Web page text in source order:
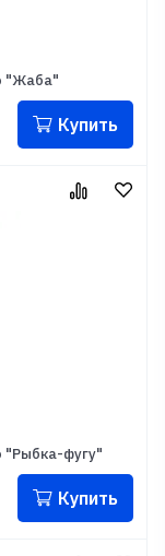
"Жаба"
Купить
"Рыбка-фугу"
Купить